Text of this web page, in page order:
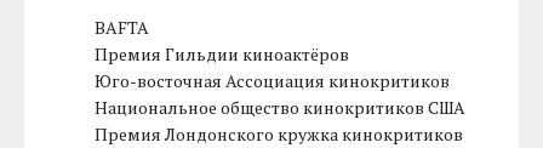
BAFTA
Премия Гильдии киноактёров
Юго-восточная Ассоциация кинокритиков
Национальное общество кинокритиков США
Премия Лондонского кружка кинокритиков